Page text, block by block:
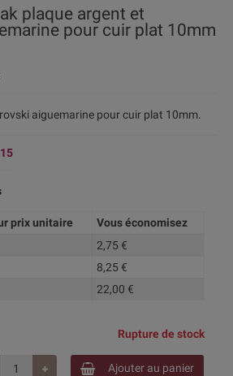
plaque argent et
pour cuir plat 10mm
aiguemarine pour cuir plat 10mm.
prix unitaire
Vous économisez
2,75 €
8,25 €
22,00 €
Rupture de stock
Ajouter au panier